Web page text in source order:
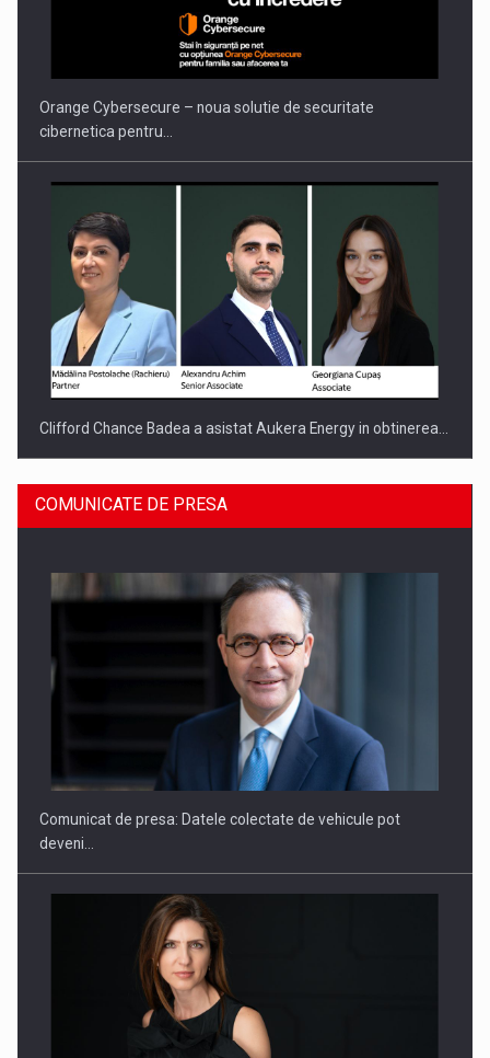
PUTTING ROMANIAN CORPORATE COMPANIES ON THE
INTERNATIONAL BUSINESS SCENE
Orange Cybersecure – noua solutie de securitate
cibernetica pentru…
Clifford Chance Badea a asistat Aukera Energy in obtinerea…
SAPTE PERSONALITATI DIN MEDIUL DE AFACERI, ACADEMIC
Hard Enduro Piatra Craiului 2026, fueled by benzinariile RO…
COMUNICATE DE PRESA
Comunicat de presa: Datele colectate de vehicule pot
deveni…